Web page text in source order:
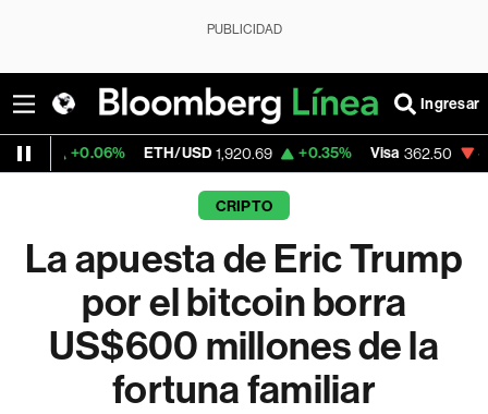
PUBLICIDAD
Ingresar
ETH/USD 1,920.69 +0.35% Visa 362.50 -2.15%
CRIPTO
La apuesta de Eric Trump
por el bitcoin borra
US$600 millones de la
fortuna familiar